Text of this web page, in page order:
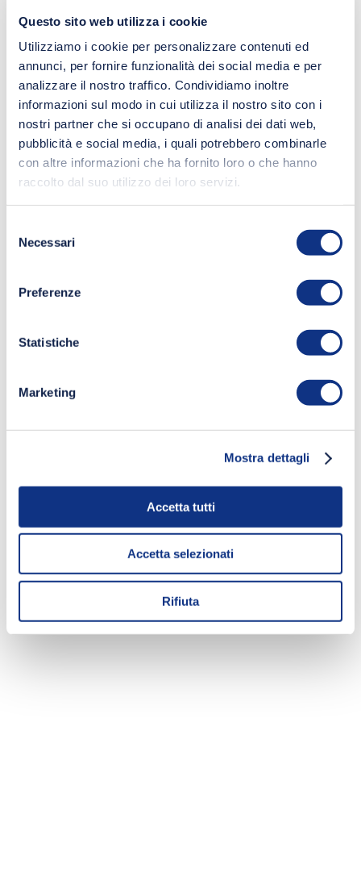
Questo sito web utilizza i cookie
Utilizziamo i cookie per personalizzare contenuti ed
annunci, per fornire funzionalità dei social media e per
analizzare il nostro traffico. Condividiamo inoltre
informazioni sul modo in cui utilizza il nostro sito con i
nostri partner che si occupano di analisi dei dati web,
pubblicità e social media, i quali potrebbero combinarle
con altre informazioni che ha fornito loro o che hanno
raccolto dal suo utilizzo dei loro servizi.
delNecessari
Preferenze
Statistiche
Marketing
Mostra dettagli
Accetta tutti
Accetta selezionati
Rifiuta